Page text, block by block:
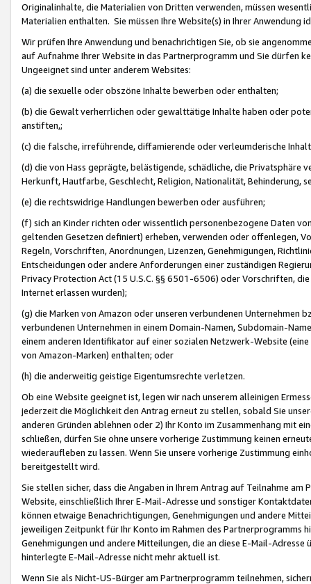
Originalinhalte, die Materialien von Dritten verwenden, müssen
Materialien enthalten. Sie müssen Ihre Website(s) in Ihrer Anwendung
Wir prüfen Ihre Anwendung und benachrichtigen Sie, ob sie
auf Aufnahme Ihrer Website in das Partnerprogramm und Sie dürfen
Ungeeignet sind unter anderem Websites:
(a) die sexuelle oder obszöne Inhalte bewerben oder enthalten;
(b) die Gewalt verherrlichen oder gewalttätige Inhalte haben oder
anstiften,;
(c) die falsche, irreführende, diffamierende oder verleumderische
(d) die von Hass geprägte, belästigende, schädliche, die Privatsphäre
Herkunft, Hautfarbe, Geschlecht, Religion, Nationalität, Behinderung,
(e) die rechtswidrige Handlungen bewerben oder ausführen;
(f) sich an Kinder richten oder wissentlich personenbezogene Daten
geltenden Gesetzen definiert) erheben, verwenden oder offenlegen,
Regeln, Vorschriften, Anordnungen, Lizenzen, Genehmigungen,
Entscheidungen oder andere Anforderungen einer zuständigen
Privacy Protection Act (15 U.S.C. §§ 6501-6506) oder Vorschriften,
Internet erlassen wurden);
(g) die Marken von Amazon oder unseren verbundenen Unternehmen
verbundenen Unternehmen in einem Domain-Namen, Subdomain-
einem anderen Identifikator auf einer sozialen Netzwerk-Website
von Amazon-Marken) enthalten; oder
(h) die anderweitig geistige Eigentumsrechte verletzen.
Ob eine Website geeignet ist, legen wir nach unserem alleinigen
jederzeit die Möglichkeit den Antrag erneut zu stellen, sobald Sie
anderen Gründen ablehnen oder 2) Ihr Konto im Zusammenhang mit
schließen, dürfen Sie ohne unsere vorherige Zustimmung keinen
wiederaufleben zu lassen. Wenn Sie unsere vorherige Zustimmung
bereitgestellt wird.
Sie stellen sicher, dass die Angaben in Ihrem Antrag auf Teilnahme
Website, einschließlich Ihrer E-Mail-Adresse und sonstiger
können etwaige Benachrichtigungen, Genehmigungen und andere
jeweiligen Zeitpunkt für Ihr Konto im Rahmen des Partnerprogramms
Genehmigungen und andere Mitteilungen, die an diese E-Mail-
hinterlegte E-Mail-Adresse nicht mehr aktuell ist.
Wenn Sie als Nicht-US-Bürger am Partnerprogramm teilnehmen,